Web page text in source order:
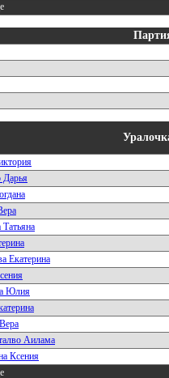
Дарья
Екатерина
Юлия
Аилама
Ксения